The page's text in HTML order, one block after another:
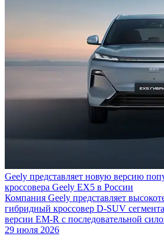
Geely представляет новую версию
кроссовера Geely EX5 в России
Компания Geely представляет
гибридный кроссовер D-SUV
версии EM-R с последовательной
29 июля 2026